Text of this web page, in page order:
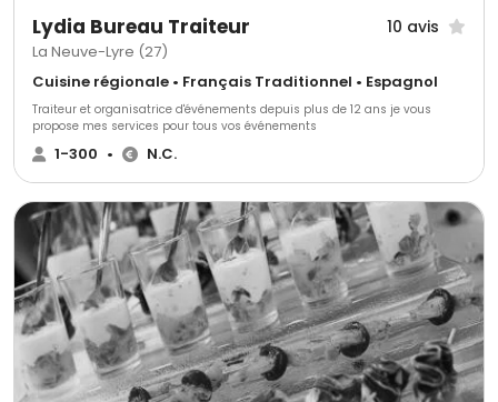
Lydia Bureau Traiteur 10 avis
La Neuve-Lyre (27)
Cuisine régionale • Français Traditionnel • Espagnol
Traiteur et organisatrice d'événements depuis plus de 12 ans je vous
propose mes services pour tous vos événements
1-300 • N.C.